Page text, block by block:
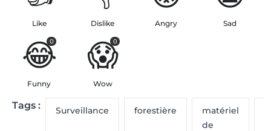
Like Dislike Angry Sad
😂
0
Funny
😱
0
Wow
Tags : Surveillance forestière
matériel
de